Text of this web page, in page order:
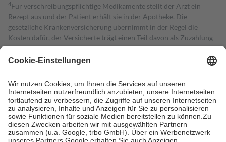
4Für verschreibungspflichtige Medikamente stellt der Arzt ein
Rezept aus und der Patient erhält sie in der Apotheke. Die
gesetzliche Krankenversicherung übernimmt in der Regel die
Kosten dafür, der Versicherte trägt einen Teil davon als Zuzahlung
mit.
Grundsätzlich leisten Mitglieder Zuzahlungen in Höhe von zehn
höchstens zehn Euro.
Es sind jedoch nie mehr als die tatsächlichen
Kosten der Leistung zu entrichten.
Diese Regeln gelten grundsätzlich auch für Online-Apotheken.
Bei Heilmitteln und häuslicher Krankenpflege beträgt die
Zuzahlung zehn Prozent der Kosten sowie zehn Euro je
Verordnung.